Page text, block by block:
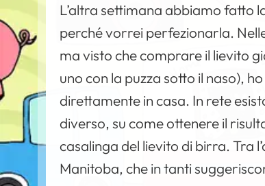
L’altra settimana abbiamo fatto
perché vorrei perfezionarla.
ma visto che comprare il lievito
uno con la puzza sotto il naso),
direttamente in casa. In rete
diverso, su come ottenere il
casalinga del lievito di birra. Tra
Manitoba, che in tanti